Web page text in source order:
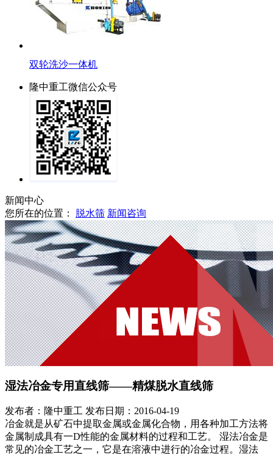
双轮洗沙一体机
隆中重工微信公众号
新闻中心
您所在的位置：
脱水筛 新闻咨询
湿法冶金专用直线筛——精煤脱水直线筛
发布者：隆中重工 发布日期：2016-04-19
冶金就是从矿石中提取金属或金属化合物，用各种加工方法将
金属制成具有一D性能的金属材料的过程和工艺。 湿法冶金是
常见的冶金工艺之一，它是在溶液中进行的冶金过程。湿法